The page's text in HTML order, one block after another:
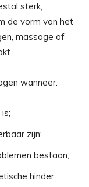
sterk,
de vorm van het
massage of
wanneer:
zijn;
bestaan;
hinder